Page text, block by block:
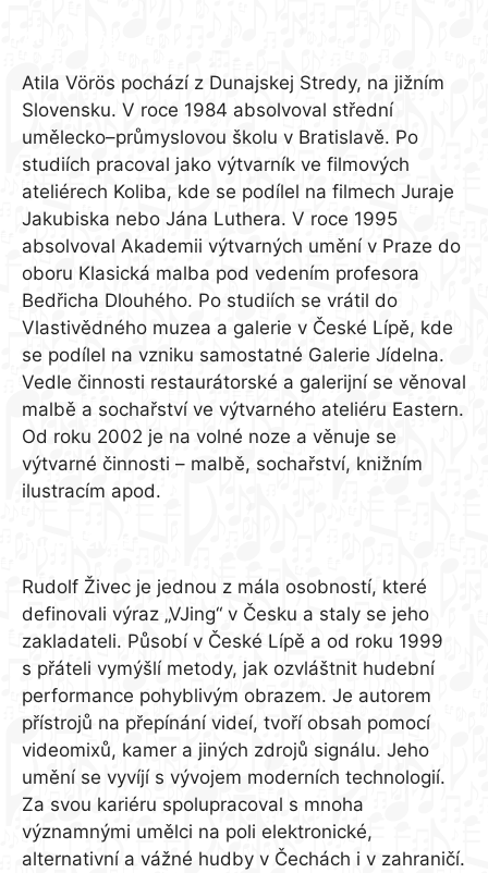
Atila Vörös pochází z Dunajskej Stredy, na jižním
Slovensku. V roce 1984 absolvoval střední
umělecko–průmyslovou školu v Bratislavě. Po
studiích pracoval jako výtvarník ve filmových
ateliérech Koliba, kde se podílel na filmech Juraje
Jakubiska nebo Jána Luthera. V roce 1995
absolvoval Akademii výtvarných umění v Praze do
oboru Klasická malba pod vedením profesora
Bedřicha Dlouhého. Po studiích se vrátil do
Vlastivědného muzea a galerie v České Lípě, kde
se podílel na vzniku samostatné Galerie Jídelna.
Vedle činnosti restaurátorské a galerijní se věnoval
malbě a sochařství ve výtvarného ateliéru Eastern.
Od roku 2002 je na volné noze a věnuje se
výtvarné činnosti – malbě, sochařství, knižním
ilustracím apod.
Rudolf Živec je jednou z mála osobností, které
definovali výraz „VJing“ v Česku a staly se jeho
zakladateli. Působí v České Lípě a od roku 1999
s přáteli vymýšlí metody, jak ozvláštnit hudební
performance pohyblivým obrazem. Je autorem
přístrojů na přepínání videí, tvoří obsah pomocí
videomixů, kamer a jiných zdrojů signálu. Jeho
umění se vyvíjí s vývojem moderních technologií.
Za svou kariéru spolupracoval s mnoha
významnými umělci na poli elektronické,
alternativní a vážné hudby v Čechách i v zahraničí.